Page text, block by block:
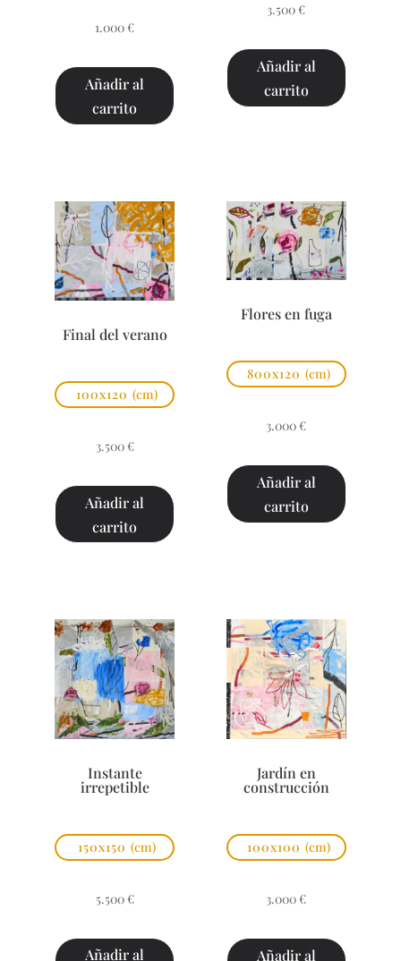
1.000 €
Añadir al
carrito
3.500 €
Añadir al
carrito
Final del verano
100x120 (cm)
3.500 €
Añadir al
carrito
Flores en fuga
800x120 (cm)
3.000 €
Añadir al
carrito
Instante
irrepetible
150x150 (cm)
5.500 €
Añadir al
Jardín en
construcción
100x100 (cm)
3.000 €
Añadir al